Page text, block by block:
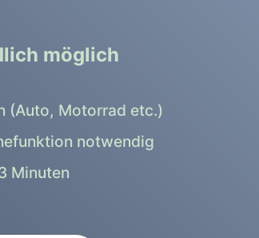
möglich
(Auto, Motorrad etc.)
notwendig
Minuten